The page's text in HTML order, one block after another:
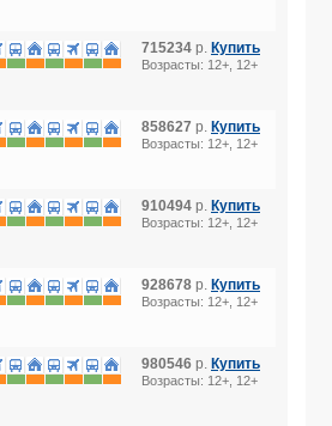
715234 р. Купить
Возрасты: 12+, 12+
858627 р. Купить
Возрасты: 12+, 12+
910494 р. Купить
Возрасты: 12+, 12+
928678 р. Купить
Возрасты: 12+, 12+
980546 р. Купить
Возрасты: 12+, 12+